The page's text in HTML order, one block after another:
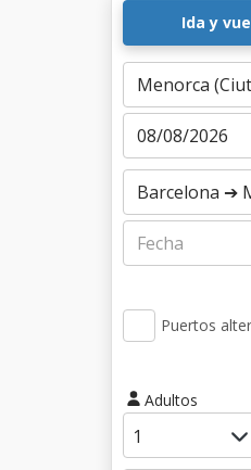
Ida y
Puertos
Adultos